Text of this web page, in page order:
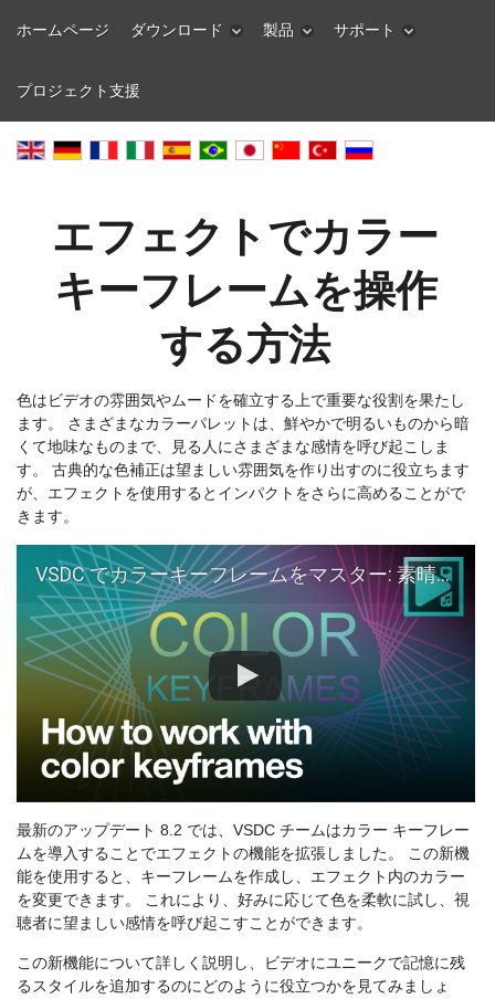
ホームページ ダウンロード 製品 サポート
プロジェクト支援
エフェクトでカラー
キーフレームを操作
する方法
色はビデオの雰囲気やムードを確立する上で重要な役割を果たし
ます。 さまざまなカラーパレットは、鮮やかで明るいものから暗
くて地味なものまで、見る人にさまざまな感情を呼び起こしま
す。 古典的な色補正は望ましい雰囲気を作り出すのに役立ちます
が、エフェクトを使用するとインパクトをさらに高めることがで
きます。
VSDC でカラーキーフレームをマスター: 素晴らしいアニメーションを作成する
最新のアップデート 8.2 では、VSDC チームはカラー キーフレー
ムを導入することでエフェクトの機能を拡張しました。 この新機
能を使用すると、キーフレームを作成し、エフェクト内のカラー
を変更できます。 これにより、好みに応じて色を柔軟に試し、視
聴者に望ましい感情を呼び起こすことができます。
この新機能について詳しく説明し、ビデオにユニークで記憶に残
るスタイルを追加するのにどのように役立つかを見てみましょ